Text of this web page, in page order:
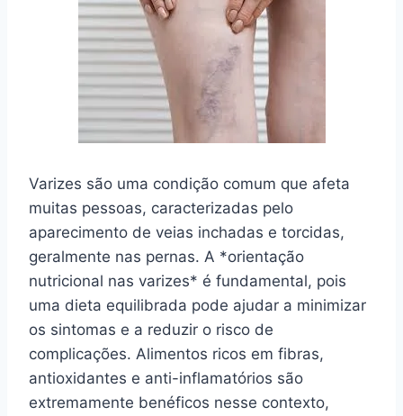
Varizes são uma condição comum que afeta
muitas pessoas, caracterizadas pelo
aparecimento de veias inchadas e torcidas,
geralmente nas pernas. A *orientação
nutricional nas varizes* é fundamental, pois
uma dieta equilibrada pode ajudar a minimizar
os sintomas e a reduzir o risco de
complicações. Alimentos ricos em fibras,
antioxidantes e anti-inflamatórios são
extremamente benéficos nesse contexto,